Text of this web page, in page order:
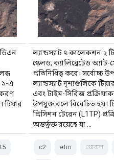
১-এ
টিয়ার
lt5
ল্যান্ডস্যাট ৭ কালেকশন ২
স্কেলড, ক্যালিব্রেটেড অ্যাট-
প্রতিনিধিত্ব করে। সর্বোচ্চ
ল্যান্ডস্যাট দৃশ্যগুলিকে
এবং টাইম-সিরিজ
উপযুক্ত বলে বিবেচিত হয়।
প্রিসিশন টেরেন (L1TP)
অন্তর্ভুক্ত রয়েছে যা …
c2 etm গ্লোবাল